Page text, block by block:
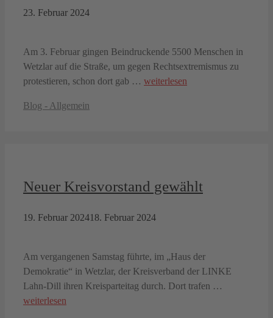
23. Februar 2024
Am 3. Februar gingen Beindruckende 5500 Menschen in
Wetzlar auf die Straße, um gegen Rechtsextremismus zu
protestieren, schon dort gab … weiterlesen
Kategorien
Blog - Allgemein
Neuer Kreisvorstand gewählt
19. Februar 202418. Februar 2024
Am vergangenen Samstag führte, im „Haus der
Demokratie“ in Wetzlar, der Kreisverband der LINKE
Lahn-Dill ihren Kreisparteitag durch. Dort trafen …
weiterlesen